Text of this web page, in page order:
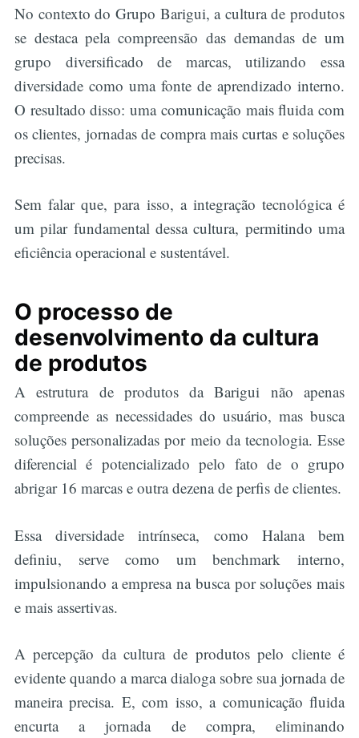
No contexto do Grupo Barigui, a cultura de produtos
se destaca pela compreensão das demandas de um
grupo diversificado de marcas, utilizando essa
diversidade como uma fonte de aprendizado interno.
O resultado disso: uma comunicação mais fluida com
os clientes, jornadas de compra mais curtas e soluções
precisas.
Sem falar que, para isso, a integração tecnológica é
um pilar fundamental dessa cultura, permitindo uma
eficiência operacional e sustentável.
O processo de
desenvolvimento da cultura
de produtos
A estrutura de produtos da Barigui não apenas
compreende as necessidades do usuário, mas busca
soluções personalizadas por meio da tecnologia. Esse
diferencial é potencializado pelo fato de o grupo
abrigar 16 marcas e outra dezena de perfis de clientes.
Essa diversidade intrínseca, como Halana bem
definiu, serve como um benchmark interno,
impulsionando a empresa na busca por soluções mais
e mais assertivas.
A percepção da cultura de produtos pelo cliente é
evidente quando a marca dialoga sobre sua jornada de
maneira precisa. E, com isso, a comunicação fluida
encurta a jornada de compra, eliminando